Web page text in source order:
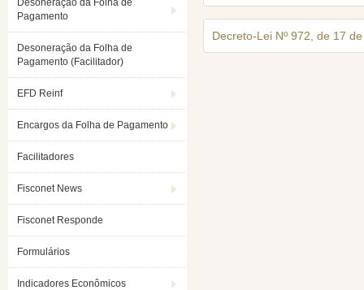
Desoneração da Folha de
Pagamento
Desoneração da Folha de
Pagamento (Facilitador)
EFD Reinf
Encargos da Folha de Pagamento
Facilitadores
Fisconet News
Fisconet Responde
Formulários
Indicadores Econômicos
Decreto-Lei Nº 972, de 17